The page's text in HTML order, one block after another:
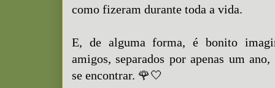
como fizeram durante toda a vida.
E, de alguma forma, é bonito
amigos, separados por apenas um
se encontrar. 🌹🤍